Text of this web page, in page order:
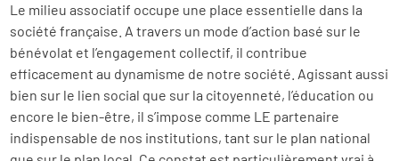
Le milieu associatif occupe une place essentielle dans la
société française. A travers un mode d’action basé sur le
bénévolat et l’engagement collectif, il contribue
efficacement au dynamisme de notre société. Agissant aussi
bien sur le lien social que sur la citoyenneté, l’éducation ou
encore le bien-être, il s’impose comme LE partenaire
indispensable de nos institutions, tant sur le plan national